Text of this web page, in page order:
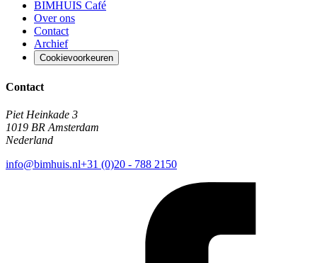
BIMHUIS Café
Over ons
Contact
Archief
Cookievoorkeuren
Contact
Piet Heinkade 3
1019 BR Amsterdam
Nederland
info@bimhuis.nl+31 (0)20 - 788 2150